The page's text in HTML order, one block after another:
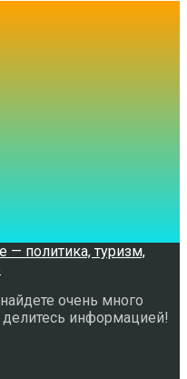
очень много
делитесь информацией!